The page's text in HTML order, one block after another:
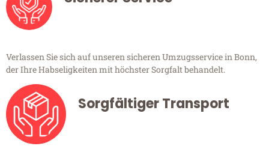
Verlassen Sie sich auf unseren sicheren Umzugsservice in Bonn,
der Ihre Habseligkeiten mit höchster Sorgfalt behandelt.
Sorgfältiger Transport